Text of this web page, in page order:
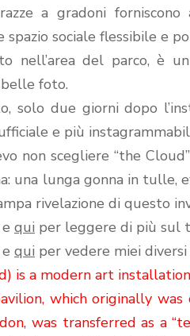
a gradoni
spazio sociale flessibile e
nell’area del parco, è
foto.
solo due giorni dopo
e più
non scegliere “the
una lunga gonna in tulle,
rivelazione di questo
e qui per leggere di più sul
e qui per vedere miei
is a modern art
which originally
was transferred as a